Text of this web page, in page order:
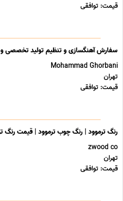
قیمت: توافقی
سفارش آهنگسازی و تنظیم تولید تخصصی و
Mohammad Ghorbani
تهران
قیمت: توافقی
رنگ ترموود | رنگ چوب ترموود | قیمت رنگ
zwood co
تهران
قیمت: توافقی